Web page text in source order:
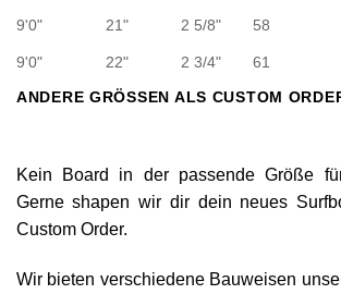
9'0" 21" 2 5/8" 58
9'0" 22" 2 3/4" 61
ANDERE GRÖSSEN ALS CUSTOM
Kein Board in der passende Größe
Gerne shapen wir dir dein neues
Custom Order.
Wir bieten verschiedene Bauweisen